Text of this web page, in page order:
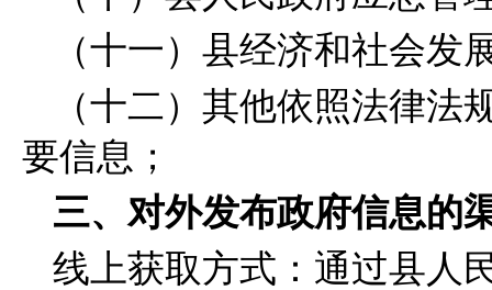
（十一）县经济和社会发
（十二）其他依照法律
要信息；
三、对外发布政府信息的
线上获取方式：通过县人